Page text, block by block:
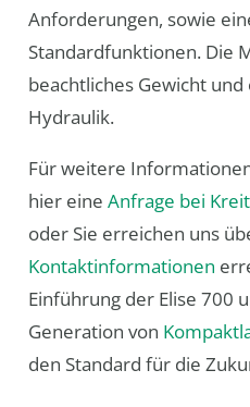
Anforderungen, sowie
Standardfunktionen. Die
beachtliches Gewicht
Hydraulik.
Für weitere
hier eine Anfrage bei
oder Sie erreichen uns
Kontaktinformationen
Einführung der Elise 700
Generation von
den Standard für die